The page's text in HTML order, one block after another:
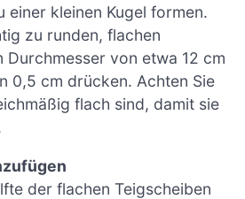
einer kleinen Kugel formen.
zu runden, flachen
Durchmesser von etwa 12 cm
0,5 cm drücken. Achten Sie
flach sind, damit sie
der flachen Teigscheiben